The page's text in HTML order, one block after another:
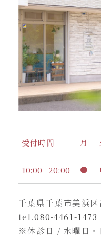
受付時間 月
10:00 - 20:00 ●
千葉県千葉市美浜
tel.080-4461-1473
※休診日 / 水曜日・